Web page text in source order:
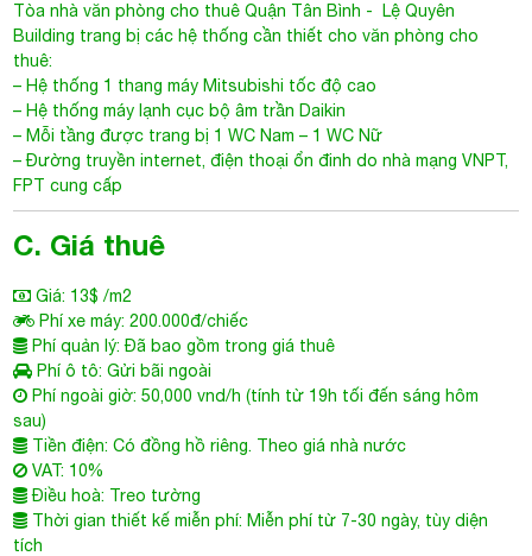
Tòa nhà văn phòng cho thuê Quận Tân Bình -
Lệ Quyên
Building trang bị các hệ thống cần thiết cho văn phòng cho
thuê:
– Hệ thống 1 thang máy Mitsubishi tốc độ cao
– Hệ thống máy lạnh cục bộ âm trần Daikin
– Mỗi tầng được trang bị 1 WC Nam – 1 WC Nữ
– Đường truyền internet, điện thoại ổn đinh do nhà mạng VNPT,
FPT cung cấp
C. Giá thuê
Giá: 13$ /m2
Phí xe máy: 200.000đ/chiếc
Phí quản lý: Đã bao gồm trong giá thuê
Phí ô tô: Gửi bãi ngoài
Phí ngoài giờ: 50,000 vnd/h (tính từ 19h tối đến sáng hôm
sau)
Tiền điện: Có đồng hồ riêng. Theo giá nhà nước
VAT: 10%
Điều hoà: Treo tường
Thời gian thiết kế miễn phí: Miễn phí từ 7-30 ngày, tùy diện
tích